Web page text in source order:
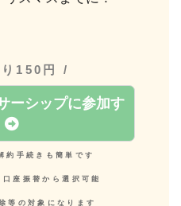
150円 /
ーシップに参加す
手続きも簡単です
座振替から選択可能
等の対象になります